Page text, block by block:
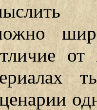
от